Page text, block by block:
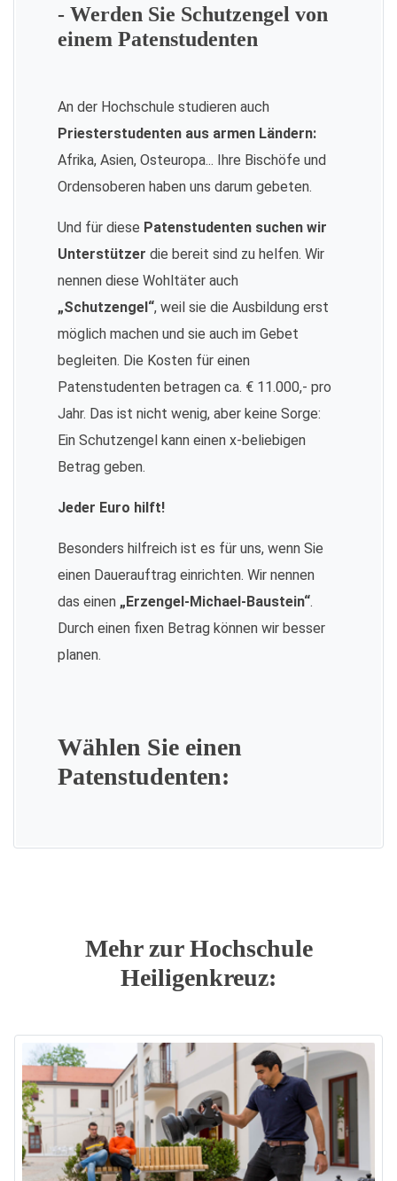
- Werden Sie Schutzengel von
einem Patenstudenten
An der Hochschule studieren auch
Priesterstudenten aus armen Ländern:
Afrika, Asien, Osteuropa... Ihre Bischöfe und
Ordensoberen haben uns darum gebeten.
Und für diese Patenstudenten suchen wir
Unterstützer die bereit sind zu helfen. Wir
nennen diese Wohltäter auch
„Schutzengel“, weil sie die Ausbildung erst
möglich machen und sie auch im Gebet
begleiten. Die Kosten für einen
Patenstudenten betragen ca. € 11.000,- pro
Jahr. Das ist nicht wenig, aber keine Sorge:
Ein Schutzengel kann einen x-beliebigen
Betrag geben.
Jeder Euro hilft!
Besonders hilfreich ist es für uns, wenn Sie
einen Dauerauftrag einrichten. Wir nennen
das einen „Erzengel-Michael-Baustein“.
Durch einen fixen Betrag können wir besser
planen.
Wählen Sie einen
Patenstudenten:
Mehr zur Hochschule
Heiligenkreuz: